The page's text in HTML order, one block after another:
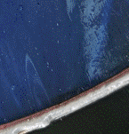
▾
du carton